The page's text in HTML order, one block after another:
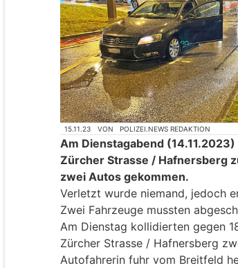
15.11.23 VON POLIZEI.NEWS REDAKTION
Am Dienstagabend
Zürcher Strasse / Hafnersberg
zwei Autos gekommen.
Verletzt wurde niemand, jedoch
Zwei Fahrzeuge mussten
Am Dienstag kollidierten gegen
Zürcher Strasse / Hafnersberg
Autofahrerin fuhr vom Breitfeld